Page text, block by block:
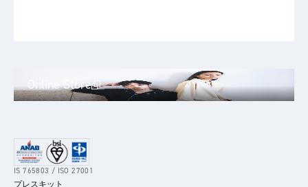
Online Store
IS 765803 / ISO 27001
プレスキット